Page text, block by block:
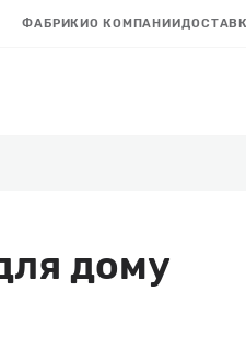
ФАБРИКИО КОМПАНИИ
дому